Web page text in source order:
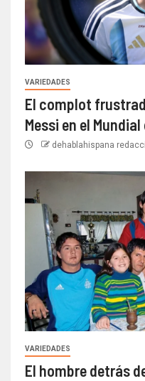
VARIEDADES
El complot
Messi en el
dehablahispana
VARIEDADES
El hombre detrás